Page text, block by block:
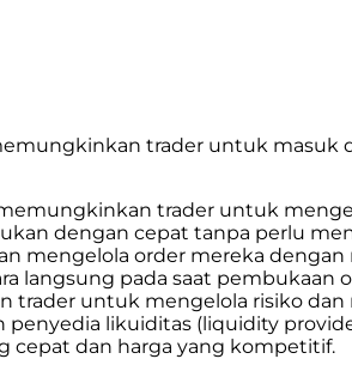
trader untuk masuk
trader untuk
dengan cepat tanpa perlu
mengelola order mereka
langsung pada saat pembukaan
trader untuk mengelola risiko
likuiditas (liquidity
cepat dan harga yang kompetitif.